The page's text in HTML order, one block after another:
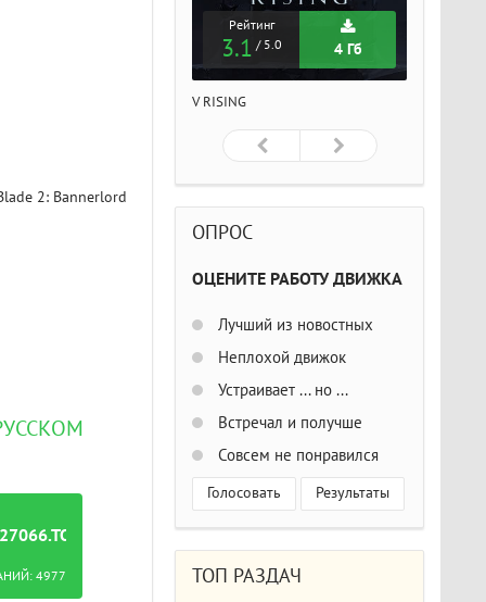
2: Bannerlord
4977
Рейтинг
3.1 / 5.0 4 Гб
V RISING
ОПРОС
ОЦЕНИТЕ РАБОТУ ДВИЖКА
Лучший из новостных
Неплохой движок
Устраивает ... но ...
Встречал и получше
Совсем не понравился
Голосовать Результаты
ТОП РАЗДАЧ